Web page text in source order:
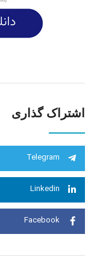
اشتراک گذاری
Telegram
Linkedin
Facebook